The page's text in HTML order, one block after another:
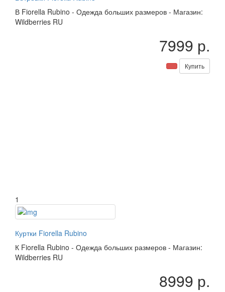
В Fiorella Rubino - Одежда больших размеров - Магазин:
Wildberries RU
7999 р.
Купить
1
Куртки Fiorella Rubino
К Fiorella Rubino - Одежда больших размеров - Магазин:
Wildberries RU
8999 р.